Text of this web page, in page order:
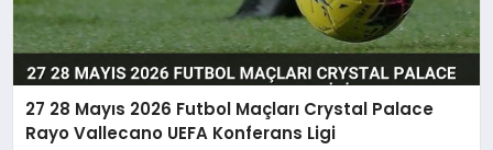
27 28 Mayıs 2026 Futbol Maçları Crystal Palace
Rayo Vallecano UEFA Konferans Ligi